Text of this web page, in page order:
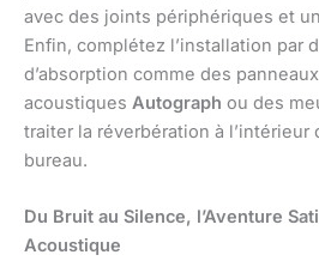
avec des joints périphériques et
Enfin, complétez l’installation par
d’absorption comme des panneaux
acoustiques Autograph ou des
traiter la réverbération à l’intérieur
bureau.
Du Bruit au Silence, l’Aventure
Acoustique